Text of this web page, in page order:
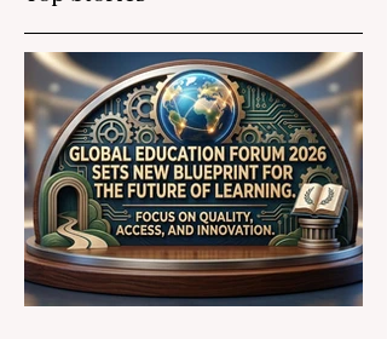
Globales